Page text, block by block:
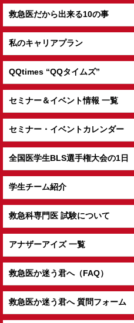
救急医だから出来る10の事
私のキャリアプラン
QQtimes “QQタイムズ”
セミナー＆イベント情報 一覧
セミナー・イベントカレンダー
全国医学生BLS選手権大会の1日
学生チーム紹介
救急科専門医 試験について
アナザーアイズ 一覧
救急医か迷う君へ（FAQ）
救急医か迷う君へ 質問フォーム